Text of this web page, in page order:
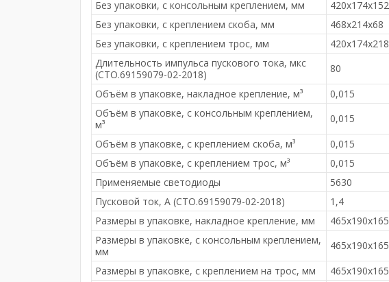
Без упаковки, с консольным креплением, мм
420х174х152
Без упаковки, с креплением скоба, мм
468х214х68
Без упаковки, с креплением трос, мм
420х174х218
Длительность импульса пускового тока, мкс
(СТО.69159079-02-2018)
80
Объём в упаковке, накладное крепление, м³
0,015
Объём в упаковке, с консольным креплением,
м³
0,015
Объём в упаковке, с креплением скоба, м³
0,015
Объём в упаковке, с креплением трос, м³
0,015
Применяемые светодиоды
5630
Пусковой ток, А (СТО.69159079-02-2018)
1,4
Размеры в упаковке, накладное крепление, мм
465х190х165
Размеры в упаковке, с консольным креплением,
мм
465х190х165
Размеры в упаковке, с креплением на трос, мм
465х190х165